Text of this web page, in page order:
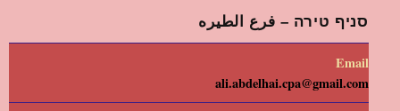
סניף טירה – فرع الطيره
Email
ali.abdelhai.cpa@gmail.com